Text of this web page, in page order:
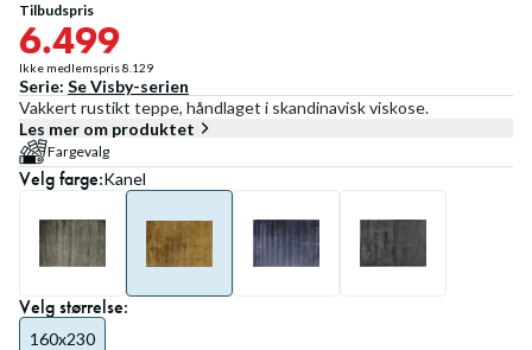
Tilbudspris
6.499
Ikke medlemspris8.129
Serie: SeVisby-serien
Vakkert rustikt teppe, håndlaget i skandinavisk viskose.
Les mer om produktet
Fargevalg
Velgfarge:Kanel
Velgstørrelse:
160x230